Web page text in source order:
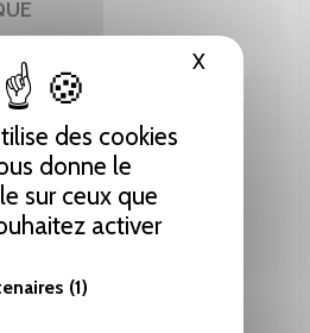
des cookies
donne le
sur ceux que
activer
(1)
XMasquer